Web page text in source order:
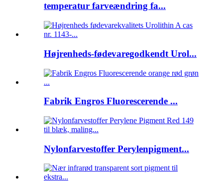
temperatur farveændring fa...
Højrenheds-fødevaregodkendt Urol...
Fabrik Engros Fluorescerende ...
Nylonfarvestoffer Perylenpigment...